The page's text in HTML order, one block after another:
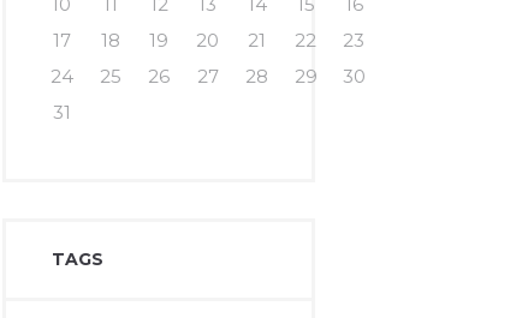
17
18 19 20 21 22
23
24
25 26 27 28 29
30
31
TAGS